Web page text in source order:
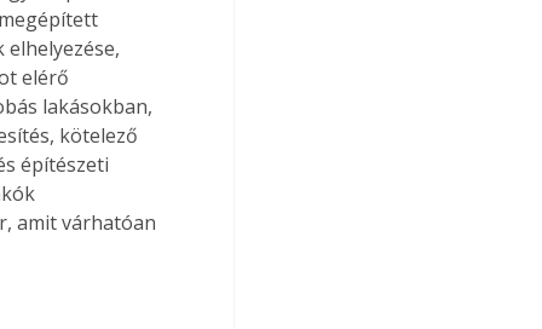
elérő
lakásokban,
kötelező
építészeti
amit várhatóan